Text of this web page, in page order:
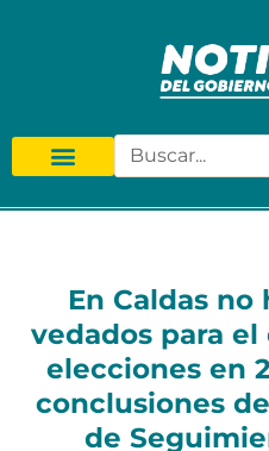
En Caldas
vedados para
elecciones en
conclusiones
de